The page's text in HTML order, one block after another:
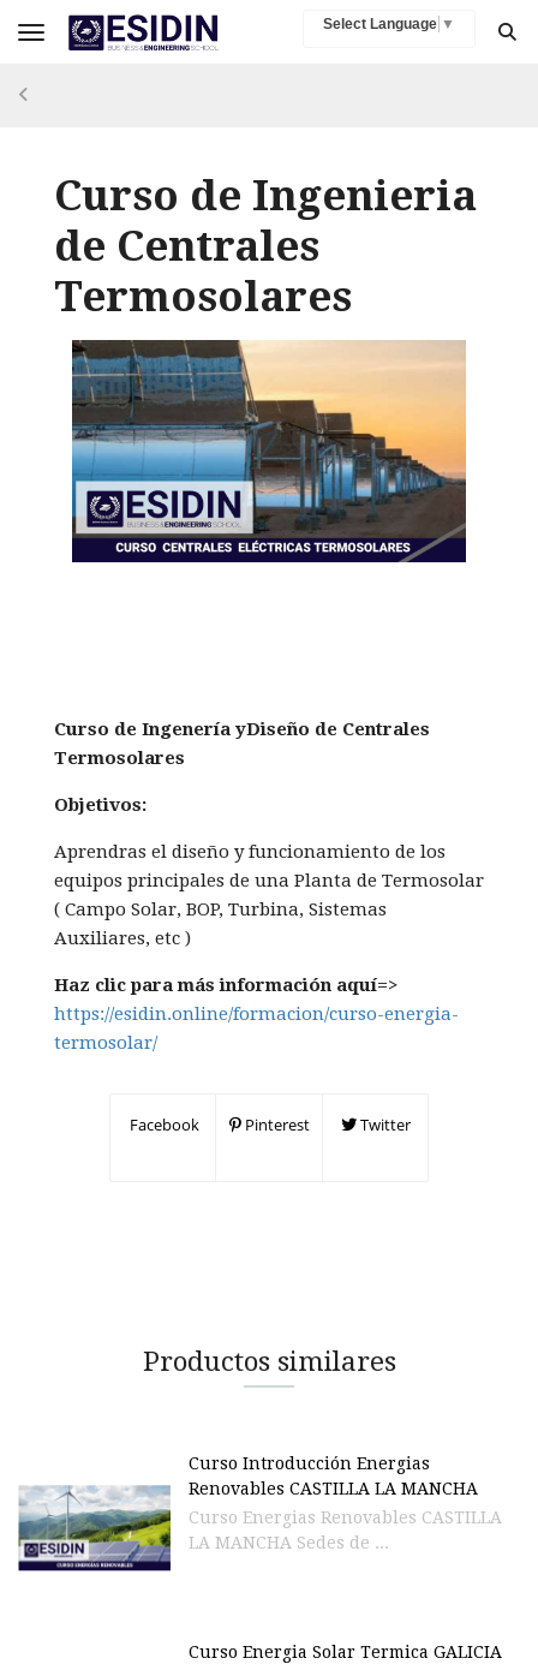
Select Language ▼
Toggle navigation
Curso de Ingenieria
de Centrales
Termosolares
Curso de Ingenería yDiseño de Centrales
Termosolares
Objetivos:
Aprendras el diseño y funcionamiento de los
equipos principales de una Planta de Termosolar
( Campo Solar, BOP, Turbina, Sistemas
Auxiliares, etc )
Haz clic para más información aquí=>
https://esidin.online/formacion/curso-energia-
termosolar/
Facebook Pinterest Twitter
Productos similares
Curso Introducción Energias
Renovables CASTILLA LA MANCHA
Curso Energias Renovables CASTILLA
LA MANCHA Sedes de ...
Curso Energia Solar Termica GALICIA